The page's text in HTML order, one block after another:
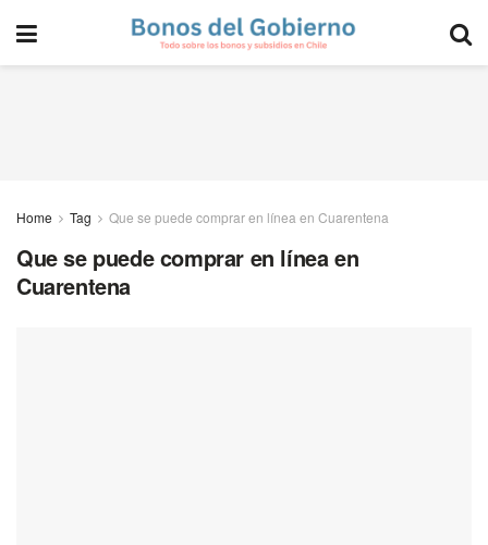
Home Tag Que se puede comprar en línea en Cuarentena
Que se puede comprar en línea en
Cuarentena